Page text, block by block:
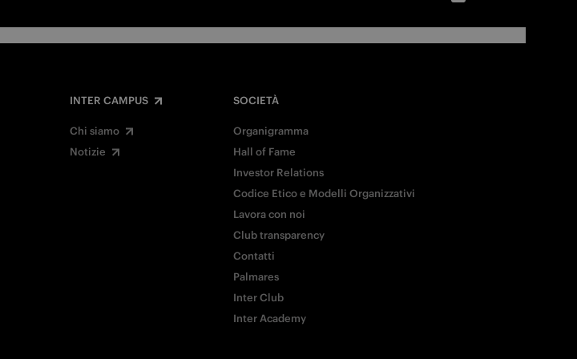
INTER CAMPUS
Chi siamo
Notizie
SOCIETÀ
Organigramma
Hall of Fame
Investor Relations
Codice Etico e Modelli Organizzativi
Lavora con noi
Club transparency
Contatti
Palmares
Inter Club
Inter Academy